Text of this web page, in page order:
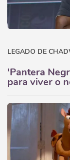
LEGADO DE
'Pantera
para viver o